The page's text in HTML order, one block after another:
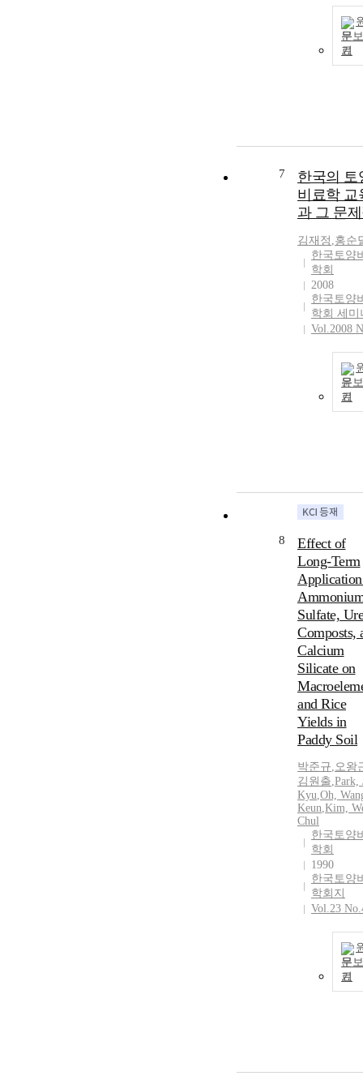
문보
기
7
한국의 토
비료학 교
과 그 문
김재정 ,홍순
한국토양
학회
2008
한국토양
학회 세미
Vol.2008
문보
기
8
Effect of
Long-Term
Sulfate,
Composts,
Calcium
Silicate on
and Rice
Yields in
Paddy Soil
박준규,오왕
김원출,Park,
Kyu,Oh,
Keun,Kim,
Chul
한국토양
학회
1990
한국토양
학회지
Vol.23
문보
기